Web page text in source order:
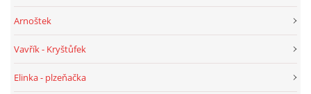
Arnoštek
Vavřík - Kryštůfek
Elinka - plzeňačka